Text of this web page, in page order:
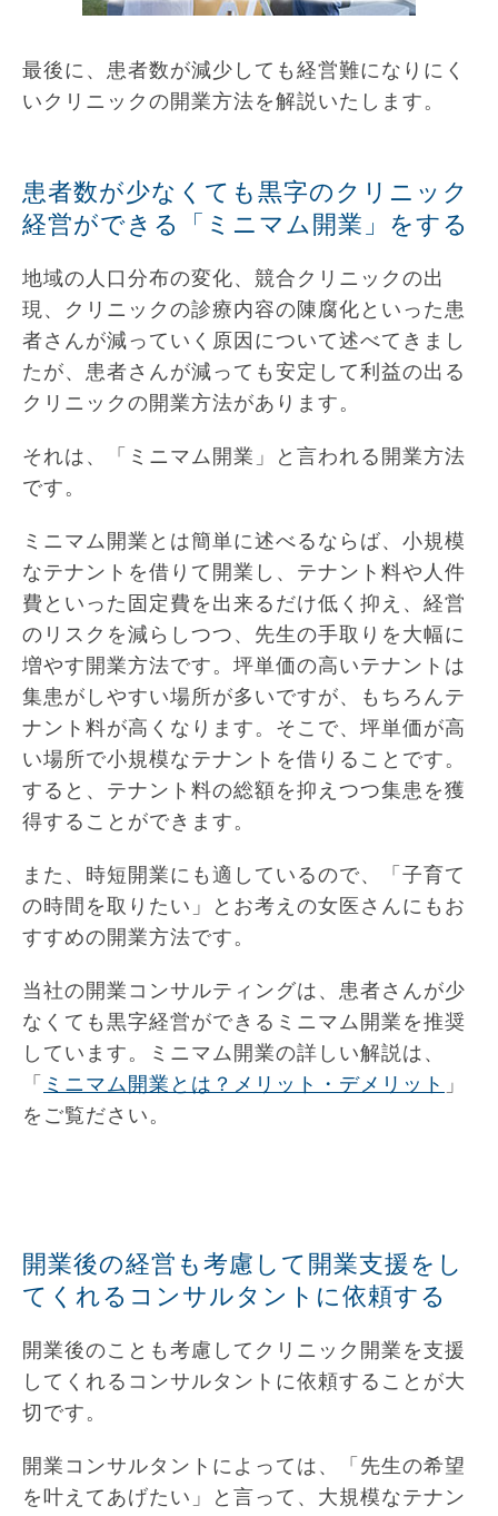
最後に、患者数が減少しても経営難になりにく
いクリニックの開業方法を解説いたします。
患者数が少なくても黒字のクリニック
経営ができる「ミニマム開業」をする
地域の人口分布の変化、競合クリニックの出
現、クリニックの診療内容の陳腐化といった患
者さんが減っていく原因について述べてきまし
たが、患者さんが減っても安定して利益の出る
クリニックの開業方法があります。
それは、「ミニマム開業」と言われる開業方法
です。
ミニマム開業とは簡単に述べるならば、小規模
なテナントを借りて開業し、テナント料や人件
費といった固定費を出来るだけ低く抑え、経営
のリスクを減らしつつ、先生の手取りを大幅に
増やす開業方法です。坪単価の高いテナントは
集患がしやすい場所が多いですが、もちろんテ
ナント料が高くなります。そこで、坪単価が高
い場所で小規模なテナントを借りることです。
すると、テナント料の総額を抑えつつ集患を獲
得することができます。
また、時短開業にも適しているので、「子育て
の時間を取りたい」とお考えの女医さんにもお
すすめの開業方法です。
当社の開業コンサルティングは、患者さんが少
なくても黒字経営ができるミニマム開業を推奨
しています。ミニマム開業の詳しい解説は、
「 ミニマム開業とは？メリット・デメリット 」
をご覧ださい。
開業後の経営も考慮して開業支援をし
てくれるコンサルタントに依頼する
開業後のことも考慮してクリニック開業を支援
してくれるコンサルタントに依頼することが大
切です。
開業コンサルタントによっては、「先生の希望
を叶えてあげたい」と言って、大規模なテナン